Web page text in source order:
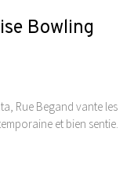
Bowling
Rue Begand vante les
et bien sentie.